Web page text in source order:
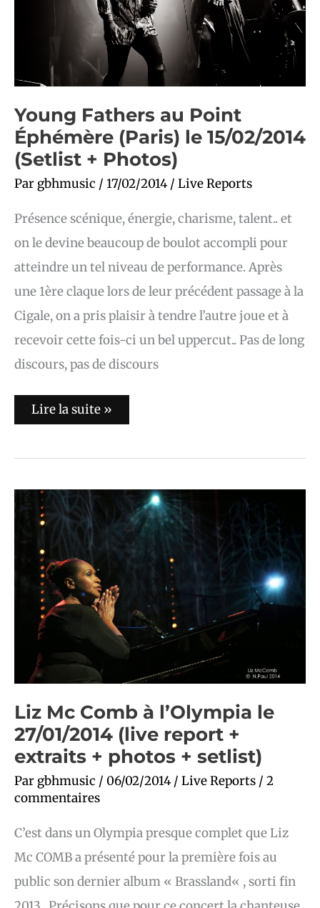
Young Fathers au Point
Éphémère (Paris) le 15/02/2014
(Setlist + Photos)
Par gbhmusic / 17/02/2014/ Live Reports
Présence scénique, énergie, charisme, talent.. et
on le devine beaucoup de boulot accompli pour
atteindre un tel niveau de performance. Après
une 1ère claque lors de leur précédent passage à la
Cigale, on a pris plaisir à tendre l’autre joue et à
recevoir cette fois-ci un bel uppercut.. Pas de long
discours, pas de discours
Lire la suite »
Liz Mc Comb à l’Olympia le
27/01/2014 (live report +
extraits + photos + setlist)
Par gbhmusic / 06/02/2014/ Live Reports / 2
commentaires
C’est dans un Olympia presque complet que Liz
Mc COMB a présenté pour la première fois au
public son dernier album « Brassland« , sorti fin
Liz
Mc
Comb
l’Olympia
le
27/01/2014
(live
report
extraits
+
photos
+
setlist)